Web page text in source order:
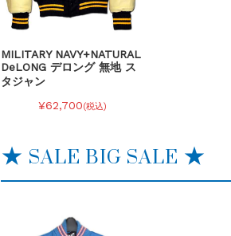
MILITARY NAVY+NATURAL
DeLONG デロング 無地 ス
タジャン
¥62,700(税込)
★ SALE BIG SALE ★